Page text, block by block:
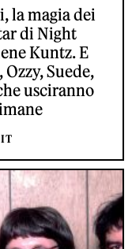
la magia dei
di Night
Kuntz. E
Suede,
usciranno
IT